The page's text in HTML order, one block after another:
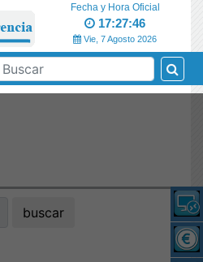
Fecha y Hora Oficial
17:27:46
Vie, 7 Agosto 2026
buscar